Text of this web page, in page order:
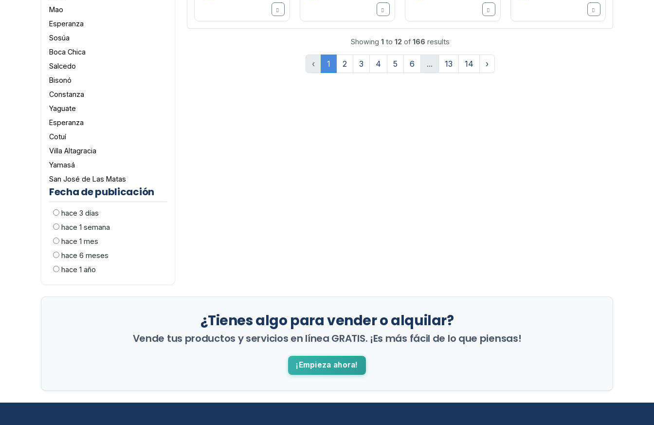
Mao
Esperanza
Sosúa
Boca Chica
Salcedo
Bisonó
Constanza
Yaguate
Esperanza
Cotuí
Villa Altagracia
Yamasá
San José de Las Matas
Fecha de publicación
hace 3 días
hace 1 semana
hace 1 mes
hace 6 meses
hace 1 año
Showing 1to 12 of 166 results
‹ 1 2 3 4 5 6 ... 13 14 ›
¿Tienes algo para vender o alquilar?
Vende tus productos y servicios en línea GRATIS. ¡Es más fácil de lo que piensas!
¡Empieza ahora!